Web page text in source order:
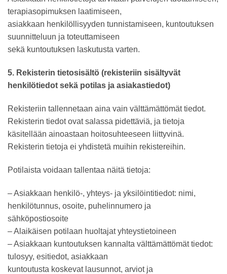
terapiasopimuksen laatimiseen,
asiakkaan henkilöllisyyden tunnistamiseen, kuntoutuksen
suunnitteluun ja toteuttamiseen
sekä kuntoutuksen laskutusta varten.
5. Rekisterin tietosisältö (rekisteriin sisältyvät
henkilötiedot sekä potilas ja asiakastiedot)
Rekisteriin tallennetaan aina vain välttämättömät tiedot.
Rekisterin tiedot ovat salassa pidettäviä, ja tietoja
käsitellään ainoastaan hoitosuhteeseen liittyvinä.
Rekisterin tietoja ei yhdistetä muihin rekistereihin.
Potilaista voidaan tallentaa näitä tietoja:
– Asiakkaan henkilö-, yhteys- ja yksilöintitiedot: nimi,
henkilötunnus, osoite, puhelinnumero ja
sähköpostiosoite
– Alaikäisen potilaan huoltajat yhteystietoineen
– Asiakkaan kuntoutuksen kannalta välttämättömät tiedot:
tulosyy, esitiedot, asiakkaan
kuntoutusta koskevat lausunnot, arviot ja